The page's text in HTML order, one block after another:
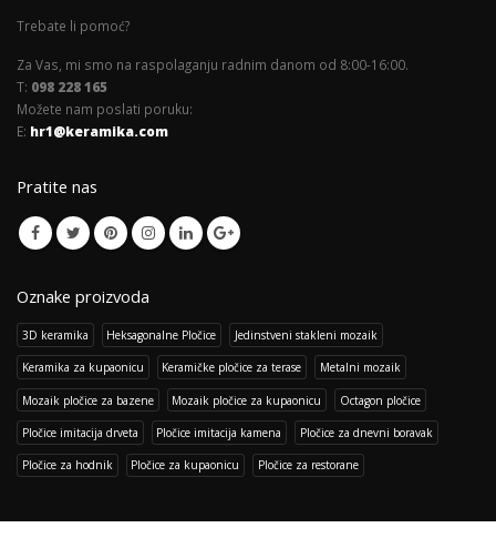
Trebate li pomoć?
Za Vas, mi smo na raspolaganju radnim danom od 8:00-16:00.
T: 098 228 165
Možete nam poslati poruku:
E: hr1@keramika.com
Pratite nas
Oznake proizvoda
3D keramika Heksagonalne Pločice Jedinstveni stakleni mozaik
Keramika za kupaonicu Keramičke pločice za terase Metalni mozaik
Mozaik pločice za bazene Mozaik pločice za kupaonicu Octagon pločice
Pločice imitacija drveta Pločice imitacija kamena Pločice za dnevni boravak
Pločice za hodnik Pločice za kupaonicu Pločice za restorane